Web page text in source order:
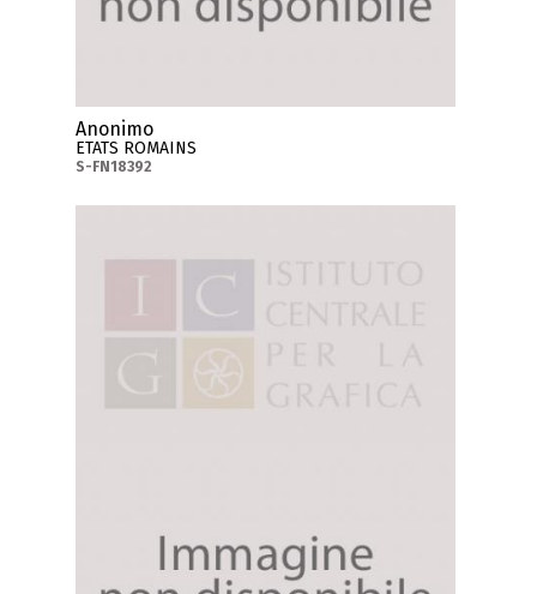
Anonimo
ETATS ROMAINS
S-FN18392